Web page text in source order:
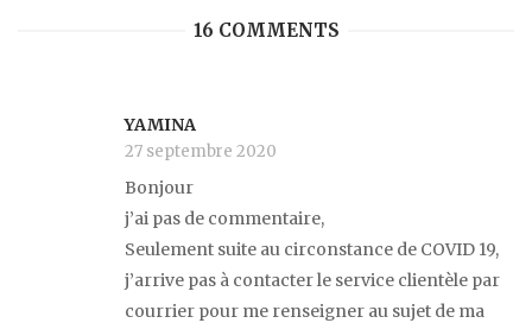
16 COMMENTS
YAMINA
27 septembre 2020
Bonjour
j’ai pas de commentaire,
Seulement suite au circonstance de COVID 19,
j’arrive pas à contacter le service clientèle par
courrier pour me renseigner au sujet de ma